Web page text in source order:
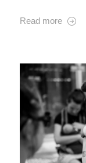
Read more